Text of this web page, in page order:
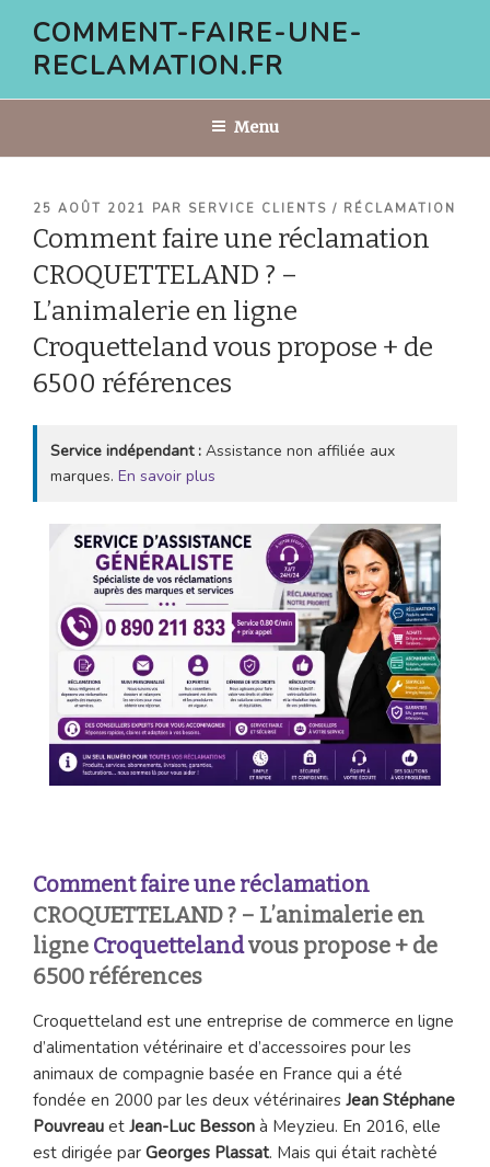
contenu
COMMENT-FAIRE-UNE-
RECLAMATION.FR
Menu
PUBLIÉ
LE
25 AOÛT 2021 PAR SERVICE CLIENTS / RÉCLAMATION
Comment faire une réclamation
CROQUETTELAND ? –
L’animalerie en ligne
Croquetteland vous propose + de
6500 références
Service indépendant : Assistance non affiliée aux
marques. En savoir plus
Comment faire une réclamation
CROQUETTELAND ? – L’animalerie en
ligne Croquettelandvous propose + de
6500 références
Croquetteland est une entreprise de commerce en ligne
d’alimentation vétérinaire et d’accessoires pour les
animaux de compagnie basée en France qui a été
fondée en 2000 par les deux vétérinaires Jean Stéphane
Pouvreau et Jean-Luc Besson à Meyzieu. En 2016, elle
est dirigée par Georges Plassat. Mais qui était rachèté